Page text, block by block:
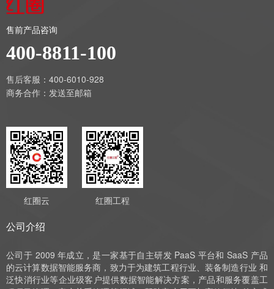
售前产品咨询
400-8811-100
售后客服：400-6010-928
商务合作： 发送至邮箱
红圈云 红圈工程
公司介绍
公司于 2009 年成立，是一家基于自主研发 PaaS 平台和 SaaS 产品
的云计算数据智能服务商，致力于为建筑工程行业、装备制造行业 和
泛快消行业等企业级客户提供数据智能解决方案，产品和服务覆盖工